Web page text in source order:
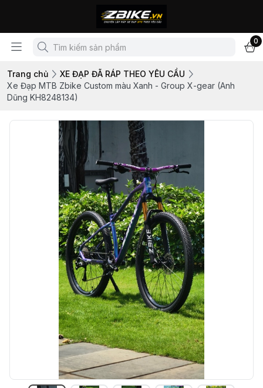
0
Trang chủ
XE ĐẠP ĐÃ RÁP THEO YÊU CẦU
Xe Đạp MTB Zbike Custom màu Xanh - Group X-gear (Anh
Dũng KH8248134)